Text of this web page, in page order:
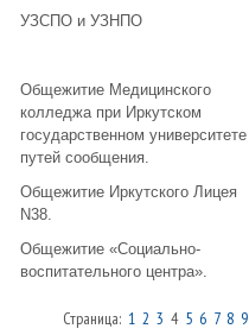
УЗСПО и УЗНПО
Общежитие Медицинского
колледжа при Иркутском
государственном университете
путей сообщения.
Общежитие Иркутского Лицея
N38.
Общежитие «Социально-
воспитательного центра».
Страница: 1 2 3 4 5 6 7 8 9